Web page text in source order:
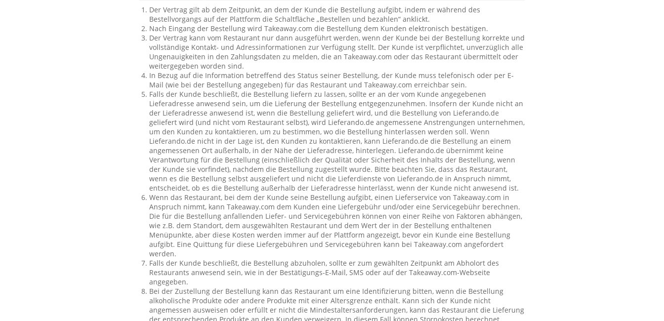
Der Vertrag gilt ab dem Zeitpunkt, an dem der Kunde die Bestellung aufgibt, indem er während des
Bestellvorgangs auf der Plattform die Schaltfläche „Bestellen und bezahlen“ anklickt.
Nach Eingang der Bestellung wird Takeaway.com die Bestellung dem Kunden elektronisch bestätigen.
Der Vertrag kann vom Restaurant nur dann ausgeführt werden, wenn der Kunde bei der Bestellung korrekte und
vollständige Kontakt- und Adressinformationen zur Verfügung stellt. Der Kunde ist verpflichtet, unverzüglich alle
Ungenauigkeiten in den Zahlungsdaten zu melden, die an Takeaway.com oder das Restaurant übermittelt oder
weitergegeben worden sind.
In Bezug auf die Information betreffend des Status seiner Bestellung, der Kunde muss telefonisch oder per E-
Mail (wie bei der Bestellung angegeben) für das Restaurant und Takeaway.com erreichbar sein.
Falls der Kunde beschließt, die Bestellung liefern zu lassen, sollte er an der vom Kunde angegebenen
Lieferadresse anwesend sein, um die Lieferung der Bestellung entgegenzunehmen. Insofern der Kunde nicht an
der Lieferadresse anwesend ist, wenn die Bestellung geliefert wird, und die Bestellung von Lieferando.de
geliefert wird (und nicht vom Restaurant selbst), wird Lieferando.de angemessene Anstrengungen unternehmen,
um den Kunden zu kontaktieren, um zu bestimmen, wo die Bestellung hinterlassen werden soll. Wenn
Lieferando.de nicht in der Lage ist, den Kunden zu kontaktieren, kann Lieferando.de die Bestellung an einem
angemessenen Ort außerhalb, in der Nähe der Lieferadresse, hinterlegen. Lieferando.de übernimmt keine
Verantwortung für die Bestellung (einschließlich der Qualität oder Sicherheit des Inhalts der Bestellung, wenn
der Kunde sie vorfindet), nachdem die Bestellung zugestellt wurde. Bitte beachten Sie, dass das Restaurant,
wenn es die Bestellung selbst ausgeliefert und nicht die Lieferdienste von Lieferando.de in Anspruch nimmt,
entscheidet, ob es die Bestellung außerhalb der Lieferadresse hinterlässt, wenn der Kunde nicht anwesend ist.
Wenn das Restaurant, bei dem der Kunde seine Bestellung aufgibt, einen Lieferservice von Takeaway.com in
Anspruch nimmt, kann Takeaway.com dem Kunden eine Liefergebühr und/oder eine Servicegebühr berechnen.
Die für die Bestellung anfallenden Liefer- und Servicegebühren können von einer Reihe von Faktoren abhängen,
wie z.B. dem Standort, dem ausgewählten Restaurant und dem Wert der in der Bestellung enthaltenen
Menüpunkte, aber diese Kosten werden immer auf der Plattform angezeigt, bevor ein Kunde eine Bestellung
aufgibt. Eine Quittung für diese Liefergebühren und Servicegebühren kann bei Takeaway.com angefordert
werden.
Falls der Kunde beschließt, die Bestellung abzuholen, sollte er zum gewählten Zeitpunkt am Abholort des
Restaurants anwesend sein, wie in der Bestätigungs-E-Mail, SMS oder auf der Takeaway.com-Webseite
angegeben.
Bei der Zustellung der Bestellung kann das Restaurant um eine Identifizierung bitten, wenn die Bestellung
alkoholische Produkte oder andere Produkte mit einer Altersgrenze enthält. Kann sich der Kunde nicht
angemessen ausweisen oder erfüllt er nicht die Mindestaltersanforderungen, kann das Restaurant die Lieferung